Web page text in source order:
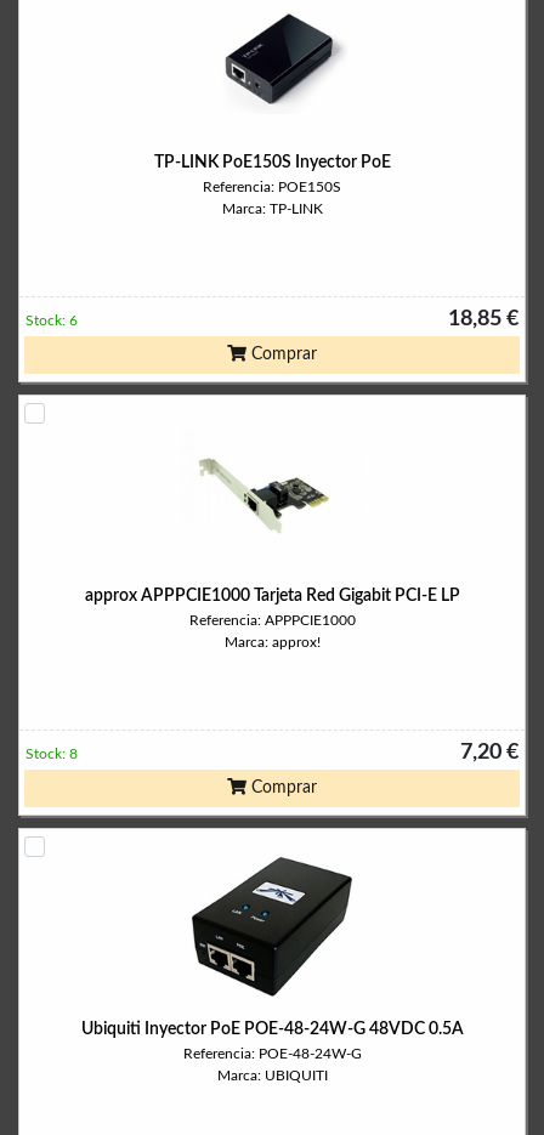
TP-LINK PoE150S Inyector PoE
Referencia: POE150S
Marca: TP-LINK
18,85 €
Stock: 6
Comprar
approx APPPCIE1000 Tarjeta Red Gigabit PCI-E LP
Referencia: APPPCIE1000
Marca: approx!
7,20 €
Stock: 8
Comprar
Ubiquiti Inyector PoE POE-48-24W-G 48VDC 0.5A
Referencia: POE-48-24W-G
Marca: UBIQUITI